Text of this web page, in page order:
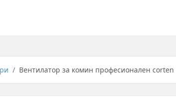
Вентилатор за комин професионален